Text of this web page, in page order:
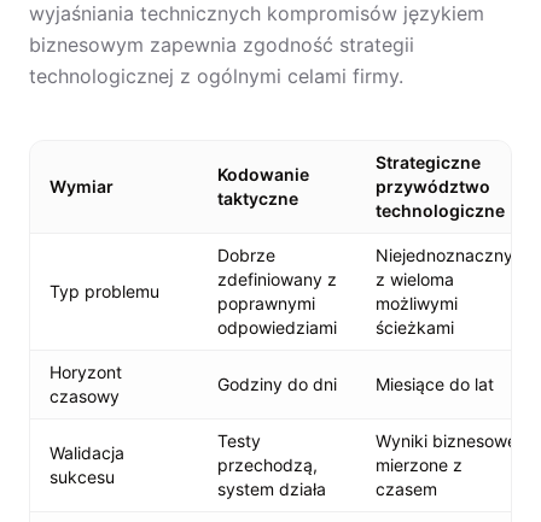
wyjaśniania technicznych kompromisów językiem
biznesowym zapewnia zgodność strategii
technologicznej z ogólnymi celami firmy.
Wymiar
Kodowanie
taktyczne
Strategiczne
przywództwo
technologiczne
Typ problemu
Dobrze
zdefiniowany z
poprawnymi
odpowiedziami
Niejednoznaczny
z wieloma
możliwymi
ścieżkami
Horyzont
czasowy
Godziny do dni Miesiące do lat
Walidacja
sukcesu
Testy
przechodzą,
system działa
Wyniki biznesowe
mierzone z
czasem